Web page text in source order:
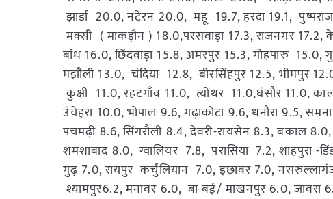
झार्डा 20.0, नटेरन 20.0, महू 19.7, हरदा 19.1,
मक्सी ( माकड़ौन ) 18.0,परसवाड़ा 17.3, राजनगर
बांध 16.0, छिंदवाड़ा 15.8, अमरपुर 15.3, गोहपारु 15.0,
मझौली 13.0, चंदिया 12.8, बीरसिंहपुर 12.5, भीमपुर
कुक्षी 11.0, रहटगाँव 11.0, त्योंथर 11.0,घंसौर 11.0,
उंचेहरा 10.0, भोपाल 9.6, गढ़ाकोटा 9.6, धनौरा 9.5,
पचमढ़ी 8.6, सिंगरौली 8.4, देवरी-रायसेन 8.3, बकाल
शमशाबाद 8.0, ग्वालियर 7.8, परासिया 7.2, शाहपुरा -
गुढ़ 7.0, रायपुर कर्चुलियान 7.0, इछावर 7.0,
श्यामपुर6.2, मनावर 6.0, बा बई/ माखनपुर 6.0, जावरा